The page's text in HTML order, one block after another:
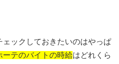
ックしておきたいのはやっぱ
ーテのバイトの時給はどれくら